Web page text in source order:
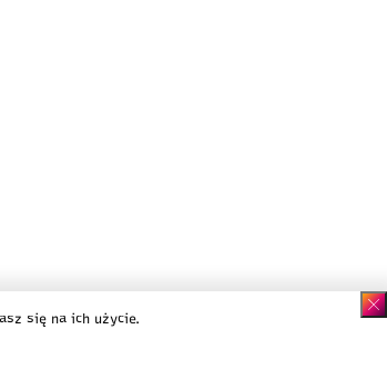
się na ich użycie.